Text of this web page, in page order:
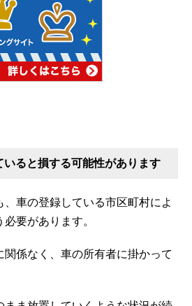
いると損する可能性があります
車の登録している市区町村によ
要があります。
係なく、車の所有者に掛かって